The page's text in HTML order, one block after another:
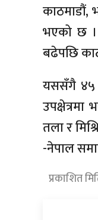
काठमाडौं,
भएको छ ।
बढेपछि
यससँगै ४५
तला र
-नेपाल
प्रकाशित